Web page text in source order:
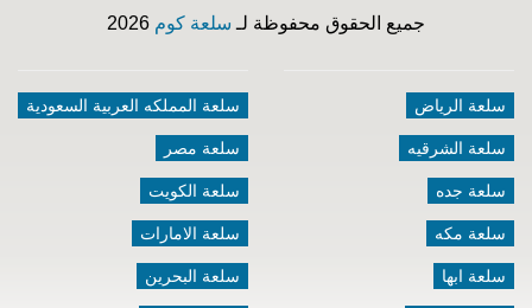
جميع الحقوق محفوظة لـ سلعة كوم
سلعة الرياض
سلعة الشرقيه
سلعة جده
سلعة مكه
سلعة ابها
سلعة المملكه العربية السعودية
سلعة مصر
سلعة الكويت
سلعة الامارات
سلعة البحرين